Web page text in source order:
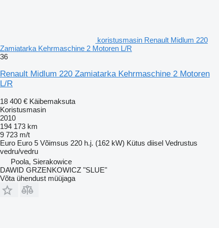
koristusmasin Renault Midlum 220
Zamiatarka Kehrmaschine 2 Motoren L/R
36
Renault Midlum 220 Zamiatarka Kehrmaschine 2 Motoren
L/R
18 400 € Käibemaksuta
Koristusmasin
2010
194 173 km
9 723 m/t
Euro Euro 5 Võimsus 220 h.j. (162 kW) Kütus diisel Vedrustus
vedru/vedru
Poola, Sierakowice
DAWID GRZENKOWICZ "SLUE"
Võta ühendust müüjaga